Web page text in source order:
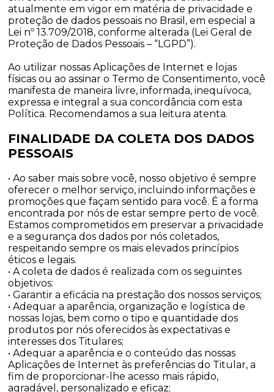
atualmente em vigor em matéria de privacidade e
proteção de dados pessoais no Brasil, em especial a
Lei nº 13.709/2018, conforme alterada (Lei Geral de
Proteção de Dados Pessoais – “LGPD”).
Ao utilizar nossas Aplicações de Internet e lojas
físicas ou ao assinar o Termo de Consentimento, você
manifesta de maneira livre, informada, inequívoca,
expressa e integral a sua concordância com esta
Política. Recomendamos a sua leitura atenta.
FINALIDADE DA COLETA DOS DADOS
PESSOAIS
• Ao saber mais sobre você, nosso objetivo é sempre
oferecer o melhor serviço, incluindo informações e
promoções que façam sentido para você. É a forma
encontrada por nós de estar sempre perto de você.
Estamos comprometidos em preservar a privacidade
e a segurança dos dados por nós coletados,
respeitando sempre os mais elevados princípios
éticos e legais.
• A coleta de dados é realizada com os seguintes
objetivos:
• Garantir a eficácia na prestação dos nossos serviços;
• Adequar a aparência, organização e logística de
nossas lojas, bem como o tipo e quantidade dos
produtos por nós oferecidos às expectativas e
interesses dos Titulares;
• Adequar a aparência e o conteúdo das nossas
Aplicações de Internet às preferências do Titular, a
fim de proporcionar-lhe acesso mais rápido,
agradável, personalizado e eficaz;